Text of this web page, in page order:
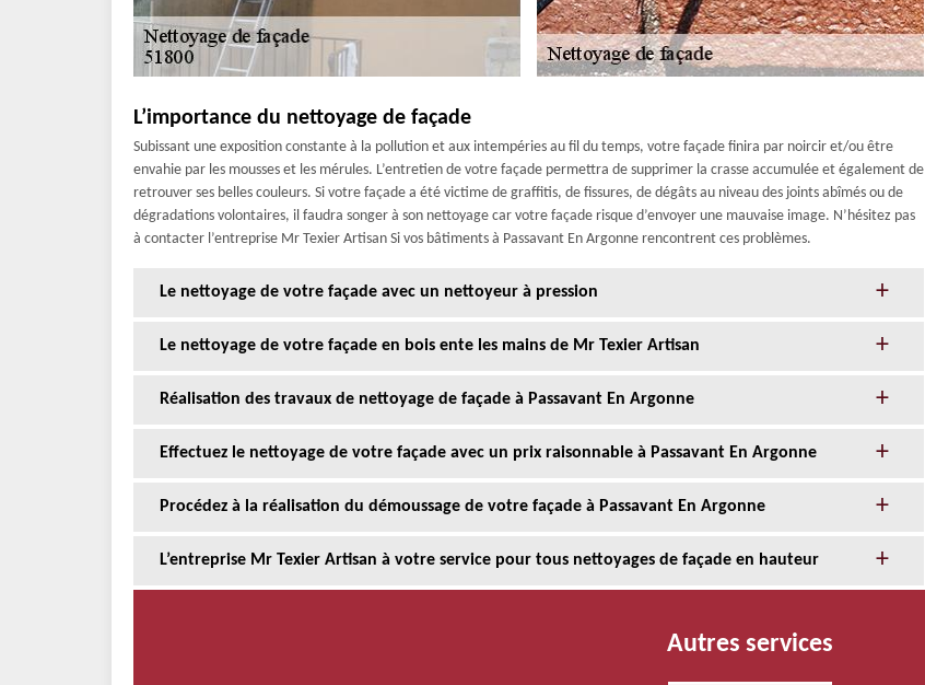
L’importance du nettoyage de façade
Subissant une exposition constante à la pollution et aux intempéries au fil du temps, votre façade finira par noircir et/ou être
envahie par les mousses et les mérules. L’entretien de votre façade permettra de supprimer la crasse accumulée et également de
retrouver ses belles couleurs. Si votre façade a été victime de graffitis, de fissures, de dégâts au niveau des joints abîmés ou de
dégradations volontaires, il faudra songer à son nettoyage car votre façade risque d’envoyer une mauvaise image. N’hésitez pas
à contacter l’entreprise Mr Texier Artisan Si vos bâtiments à Passavant En Argonne rencontrent ces problèmes.
Le nettoyage de votre façade avec un nettoyeur à pression
Le nettoyage de votre façade en bois ente les mains de Mr Texier Artisan
Réalisation des travaux de nettoyage de façade à Passavant En Argonne
Effectuez le nettoyage de votre façade avec un prix raisonnable à Passavant En Argonne
Procédez à la réalisation du démoussage de votre façade à Passavant En Argonne
L’entreprise Mr Texier Artisan à votre service pour tous nettoyages de façade en hauteur
Autres services